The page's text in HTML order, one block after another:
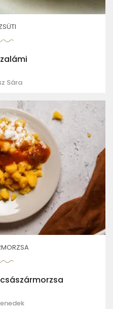
Sára